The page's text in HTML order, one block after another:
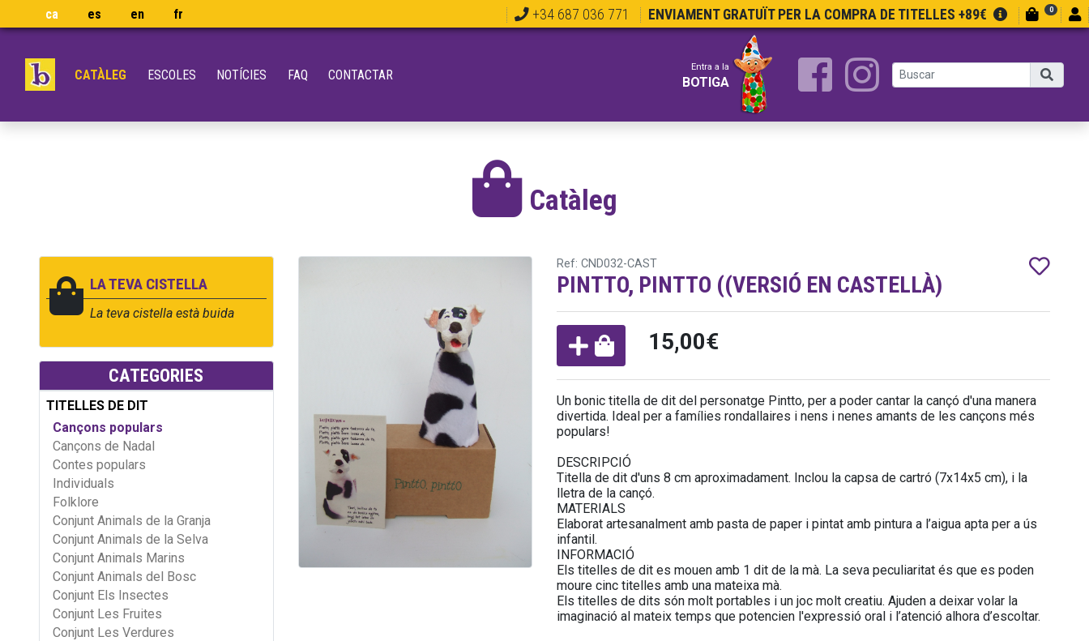
ca es en fr +34 687 036 771 ENVIAMENT GRATUÏT PER LA COMPRA DE TITELLES +89€ 0
CATÀLEG ESCOLES NOTÍCIES FAQ CONTACTAR Entra a la
BOTIGA
Catàleg
LA TEVA CISTELLA
La teva cistella està buida
CATEGORIES
TITELLES DE DIT
Cançons populars
Cançons de Nadal
Contes populars
Individuals
Folklore
Conjunt Animals de la Granja
Conjunt Animals de la Selva
Conjunt Animals Marins
Conjunt Animals del Bosc
Conjunt Els Insectes
Conjunt Les Fruites
Conjunt Les Verdures
Ref: CND032-CAST
PINTTO, PINTTO ((VERSIÓ EN CASTELLÀ)
15,00€
Un bonic titella de dit del personatge Pintto, per a poder cantar la cançó d'una manera
divertida. Ideal per a famílies rondallaires i nens i nenes amants de les cançons més
populars!
DESCRIPCIÓ
Titella de dit d'uns 8 cm aproximadament. Inclou la capsa de cartró (7x14x5 cm), i la
lletra de la cançó.
MATERIALS
Elaborat artesanalment amb pasta de paper i pintat amb pintura a l’aigua apta per a ús
infantil.
INFORMACIÓ
Els titelles de dit es mouen amb 1 dit de la mà. La seva peculiaritat és que es poden
moure cinc titelles amb una mateixa mà.
Els titelles de dits són molt portables i un joc molt creatiu. Ajuden a deixar volar la
imaginació al mateix temps que potencien l'expressió oral i l’atenció alhora d’escoltar.